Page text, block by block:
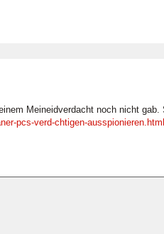
Meineidverdacht noch nicht gab.
pcs-verd-chtigen-ausspionieren.html